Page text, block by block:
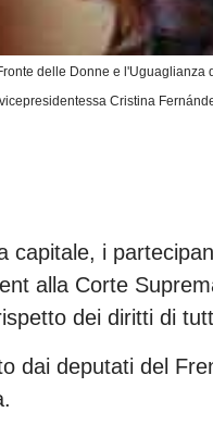
delle Donne e
Cristina
capitale, i
alla Corte
dei diritti di
dai deputati del